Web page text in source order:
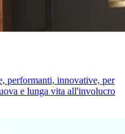
performanti, innovative, per
e lunga vita all'involucro